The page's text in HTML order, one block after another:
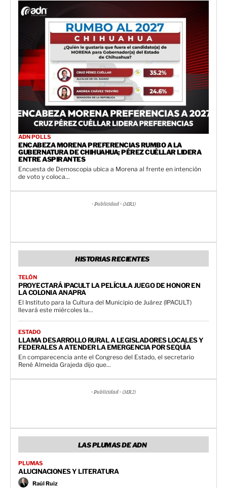
ADN POLLS
ENCABEZA MORENA PREFERENCIAS RUMBO A LA
GUBERNATURA DE CHIHUAHUA; PÉREZ CUÉLLAR LIDERA
ENTRE ASPIRANTES
Encuesta de Demoscopia ubica a Morena al frente en intención
de voto y coloca...
- Publicidad - (MR1)
HISTORIAS RECIENTES
TELÓN
PROYECTARÁ IPACULT LA PELÍCULA JUEGO DE HONOR EN
LA COLONIA ANAPRA
El Instituto para la Cultura del Municipio de Juárez (IPACULT)
llevará este miércoles la...
ESTADO
LLAMA DESARROLLO RURAL A LEGISLADORES LOCALES Y
FEDERALES A ATENDER LA EMERGENCIA POR SEQUÍA
En comparecencia ante el Congreso del Estado, el secretario
René Almeida Grajeda dijo que...
- Publicidad - (MR2)
LAS PLUMAS DE ADN
PLUMAS
ALUCINACIONES Y LITERATURA
Raúl Ruiz